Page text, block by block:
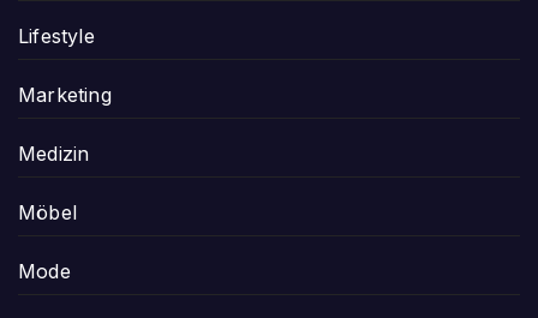
Lifestyle
Marketing
Medizin
Möbel
Mode